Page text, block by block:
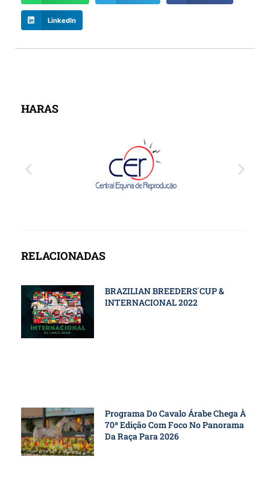
LinkedIn
HARAS
RELACIONADAS
BRAZILIAN BREEDERS´CUP &
INTERNACIONAL 2022
Programa Do Cavalo Árabe Chega À
70ª Edição Com Foco No Panorama
Da Raça Para 2026